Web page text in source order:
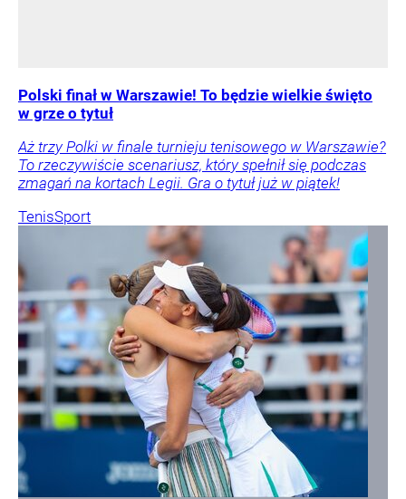
Polski finał w Warszawie! To będzie wielkie święto
w grze o tytuł
Aż trzy Polki w finale turnieju tenisowego w Warszawie?
To rzeczywiście scenariusz, który spełnił się podczas
zmagań na kortach Legii. Gra o tytuł już w piątek!
TenisSport